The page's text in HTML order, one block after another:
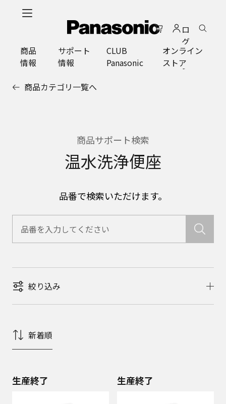
ロ
グ
イ
ン
商品
情報
サポート
情報
CLUB
Panasonic
オンライン
ストア
商品カテゴリ一覧へ
商品サポート検索
温水洗浄便座
品番で検索いただけます。
絞り込み
新着順
生産終了 生産終了